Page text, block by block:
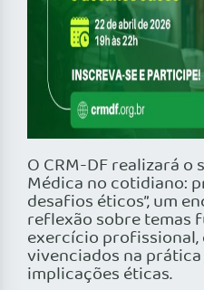
O CRM-DF realizará o
Médica no cotidiano:
desafios éticos”, um
reflexão sobre temas
exercício
vivenciados na
implicações éticas.